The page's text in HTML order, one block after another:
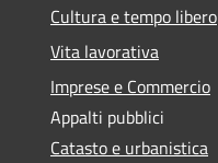
Cultura e tempo libero
Vita lavorativa
Imprese e Commercio
Appalti pubblici
Catasto e urbanistica